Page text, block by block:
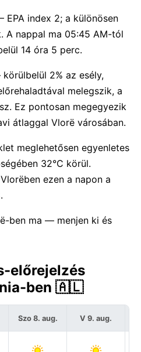
index 2; a különösen
A nappal ma 05:45 AM-tól
14 óra 5 perc.
2% az esély,
melegszik, a
Ez pontosan megegyezik
átlaggal Vlorë városában.
meglehetősen egyenletes
32°C körül.
ezen a napon a
ben ma — menjen ki és
előrejelzés
ben 🇦🇱
Szo 8. aug. V 9. aug.